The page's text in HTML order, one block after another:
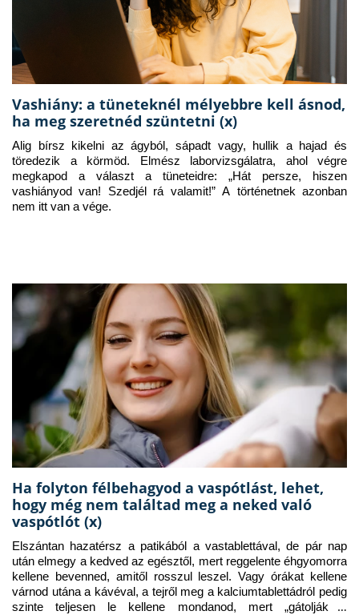
Vashiány: a tüneteknél mélyebbre kell ásnod,
ha meg szeretnéd szüntetni (x)
Alig bírsz kikelni az ágyból, sápadt vagy, hullik a hajad és
töredezik a körmöd. Elmész laborvizsgálatra, ahol végre
megkapod a választ a tüneteidre: „Hát persze, hiszen
vashiányod van! Szedjél rá valamit!” A történetnek azonban
nem itt van a vége.
Ha folyton félbehagyod a vaspótlást, lehet,
hogy még nem találtad meg a neked való
vaspótlót (x)
Elszántan hazatérsz a patikából a vastablettával, de pár nap
után elmegy a kedved az egésztől, mert reggelente éhgyomorra
kellene bevenned, amitől rosszul leszel. Vagy órákat kellene
várnod utána a kávéval, a tejről meg a kalciumtablettádról pedig
szinte teljesen le kellene mondanod, mert „gátolják a